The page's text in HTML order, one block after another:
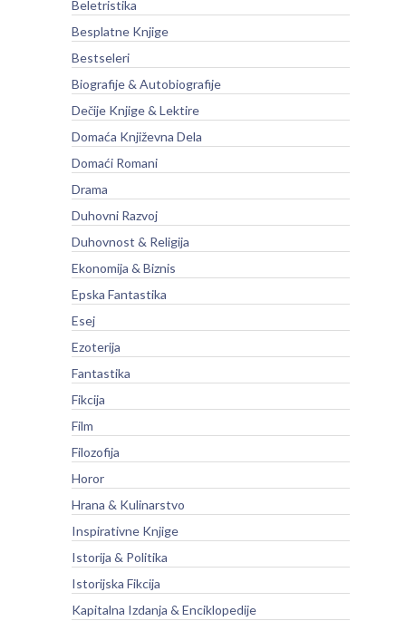
Beletristika
Besplatne Knjige
Bestseleri
Biografije & Autobiografije
Dečije Knjige & Lektire
Domaća Književna Dela
Domaći Romani
Drama
Duhovni Razvoj
Duhovnost & Religija
Ekonomija & Biznis
Epska Fantastika
Esej
Ezoterija
Fantastika
Fikcija
Film
Filozofija
Horor
Hrana & Kulinarstvo
Inspirativne Knjige
Istorija & Politika
Istorijska Fikcija
Kapitalna Izdanja & Enciklopedije